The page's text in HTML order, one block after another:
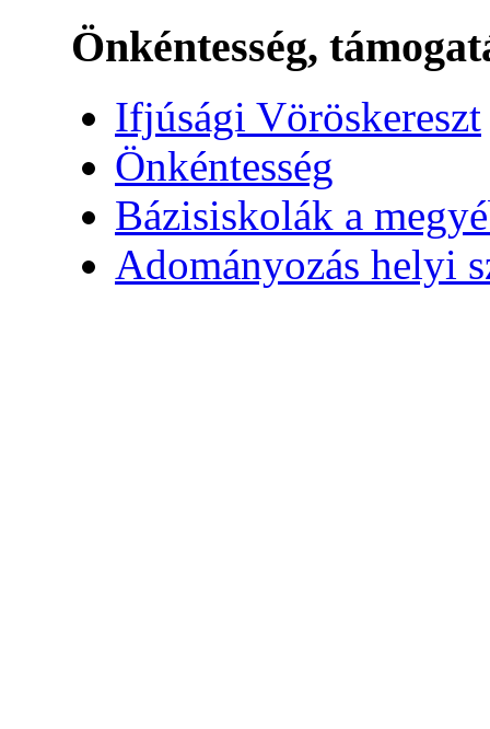
Önkéntesség,
Ifjúsági Vöröskereszt
Önkéntesség
Bázisiskolák a
Adományozás helyi